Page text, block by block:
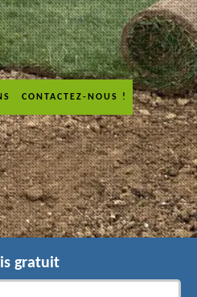
CONTACTEZ-NOUS !
gratuit